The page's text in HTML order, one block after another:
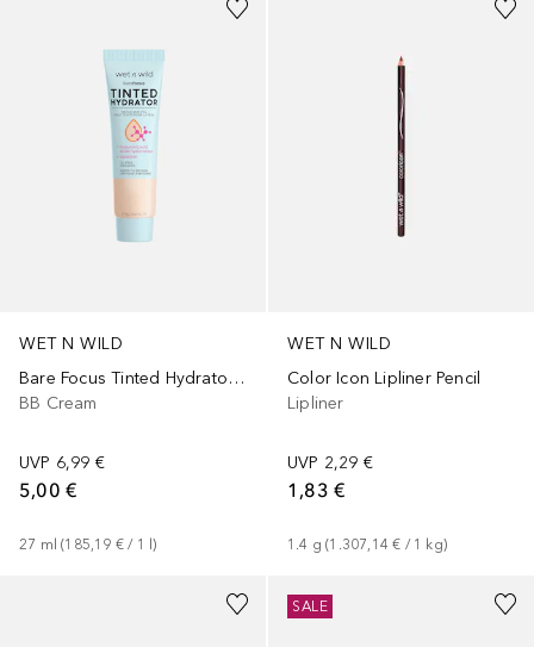
WET N WILD
Bare Focus Tinted Hydrator Tinted Skin Veil
BB Cream
UVP 6,99 €
5,00 €
27 ml (185,19 € / 1 l)
WET N WILD
Color Icon Lipliner Pencil
Lipliner
UVP 2,29 €
1,83 €
1.4 g (1.307,14 € / 1 kg)
SALE
+ 3